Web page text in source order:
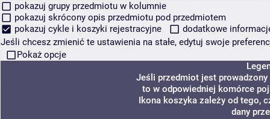
pokazuj grupy przedmiotu w kolumnie
pokazuj skrócony opis przedmiotu pod przedmiotem
pokazuj cykle i koszyki rejestracyjne
dodatkowe
Jeśli chcesz zmienić te ustawienia na stałe, edytuj swoje
Pokaż opcje
Jeśli przedmiot jest
to w odpowiedniej komórce
Ikona koszyka zależy od tego,
dany